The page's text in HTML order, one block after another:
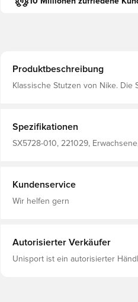
Produktbeschreibung
Klassische Stutzen von Nike. Die Stutzen sind aus Nikes Dri-FIT
Spezifikationen
SX5728-010, 221029,
Kundenservice
Wir helfen gern
Autorisierter Verkäufer
Unisport ist ein autorisierter